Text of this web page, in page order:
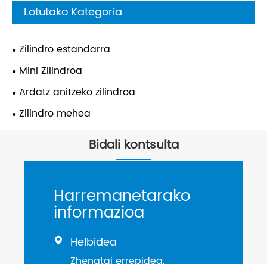
Lotutako Kategoria
Zilindro estandarra
Mini Zilindroa
Ardatz anitzeko zilindroa
Zilindro mehea
Bidali kontsulta
Harremanetarako
informazioa
 Helbidea